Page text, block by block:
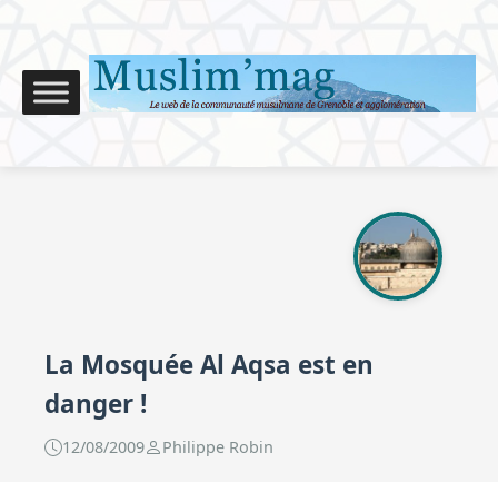
La Mosquée Al Aqsa est en
danger !
12/08/2009 Philippe Robin